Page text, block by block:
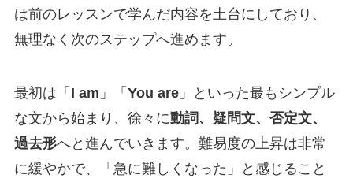
は前のレッスンで学んだ内容を土台にしており、
無理なく次のステップへ進めます。
最初は「 I am 」「 You are」といった最もシンプル
な文から始まり、徐々に動詞、疑問文、否定文、
過去形へと進んでいきます。難易度の上昇は非常
に緩やかで、「急に難しくなった」と感じること